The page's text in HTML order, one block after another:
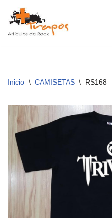
Saltar
Inicio \ CAMISETAS \ RS168